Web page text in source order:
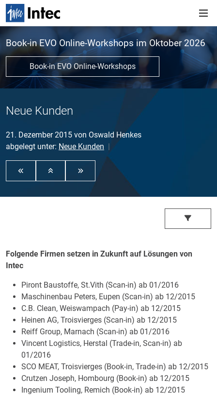
Book-in EVO Online-Workshops im Oktober 2026
Book-in EVO Online-Workshops
Neue Kunden
21. Dezember 2015 von Oswald Henkes
abgelegt unter: Neue Kunden
Folgende Firmen setzen in Zukunft auf Lösungen von
Intec
Piront Baustoffe, St.Vith (Scan-in) ab 01/2016
Maschinenbau Peters, Eupen (Scan-in) ab 12/2015
C.B. Clean, Weiswampach (Pay-in) ab 12/2015
Heinen AG, Troisvierges (Scan-in) ab 12/2015
Reiff Group, Marnach (Scan-in) ab 01/2016
Vincent Logistics, Herstal (Trade-in, Scan-in) ab
01/2016
SCO MEAT, Troisvierges (Book-in, Trade-in) ab 12/2015
Crutzen Joseph, Hombourg (Book-in) ab 12/2015
Ingenium Tooling, Remich (Book-in) ab 12/2015